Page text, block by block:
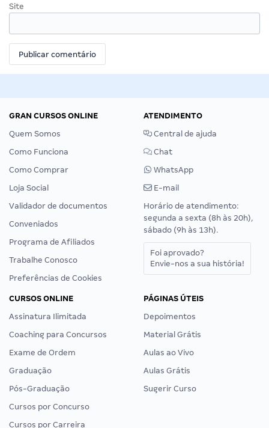
Site
GRAN CURSOS ONLINE
Quem Somos
Como Funciona
Como Comprar
Loja Social
Validador de documentos
Conveniados
Programa de Afiliados
Trabalhe Conosco
Preferências de Cookies
ATENDIMENTO
Central de ajuda
Chat
WhatsApp
E-mail
Horário de atendimento:
segunda a sexta (8h às 20h),
sábado (9h às 13h).
Foi aprovado?
Envie-nos a sua história!
CURSOS ONLINE
Assinatura Ilimitada
Coaching para Concursos
Exame de Ordem
Graduação
Pós-Graduação
Cursos por Concurso
Cursos por Carreira
PÁGINAS ÚTEIS
Depoimentos
Material Grátis
Aulas ao Vivo
Aulas Grátis
Sugerir Curso